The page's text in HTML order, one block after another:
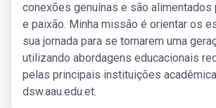
conexões genuínas e são alimentados
e paixão. Minha missão é orientar os
sua jornada para se tornarem uma
utilizando abordagens educacionais
pelas principais instituições
dsw.aau.edu.et.